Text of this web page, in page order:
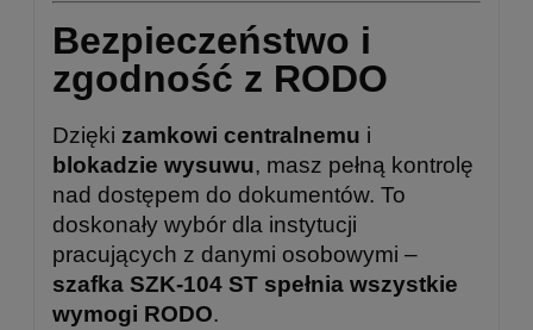
Bezpieczeństwo i
zgodność z RODO
Dzięki zamkowi centralnemu i
blokadzie wysuwu, masz pełną kontrolę
nad dostępem do dokumentów. To
doskonały wybór dla instytucji
pracujących z danymi osobowymi –
szafka SZK-104 ST spełnia wszystkie
wymogi RODO.